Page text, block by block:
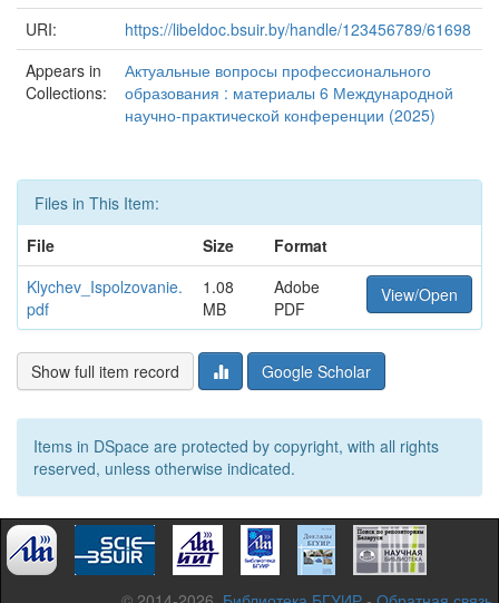
URI:
https://libeldoc.bsuir.by/handle/123456789/61698
Appears in
Collections:
Актуальные вопросы профессионального
образования : материалы 6 Международной
научно-практической конференции (2025)
Files in This Item:
File
Size
Format
Klychev_Ispolzovanie.
pdf
1.08
MB
Adobe
PDF
View/Open
Show full item record Google Scholar
Items in DSpace are protected by copyright, with all rights
reserved, unless otherwise indicated.